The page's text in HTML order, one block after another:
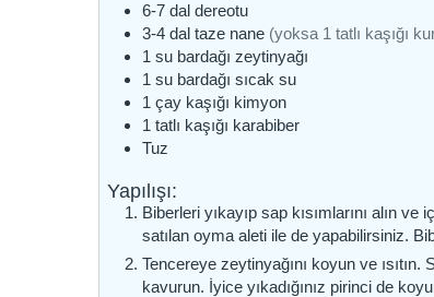
6-7 dal dereotu
3-4 dal taze nane (yoksa 1 tatlı kaşığı
1 su bardağı zeytinyağı
1 su bardağı sıcak su
1 çay kaşığı kimyon
1 tatlı kaşığı karabiber
Tuz
Yapılışı:
Biberleri yıkayıp sap kısımlarını alın
satılan oyma aleti ile de yapabilirsiniz.
Tencereye zeytinyağını koyun ve
kavurun. İyice yıkadığınız pirinci de